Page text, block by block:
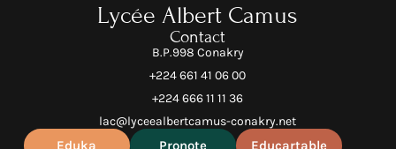
Lycée Albert Camus
Contact
B.P.998 Conakry
+224 661 41 06 00
+224 666 11 11 36
lac@lyceealbertcamus-conakry.net
Eduka Pronote Educartable